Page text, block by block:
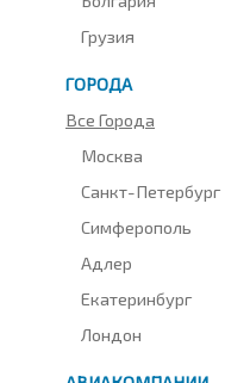
Грузия
ГОРОДА
Все Города
Москва
Санкт-Петербург
Симферополь
Адлер
Екатеринбург
Лондон